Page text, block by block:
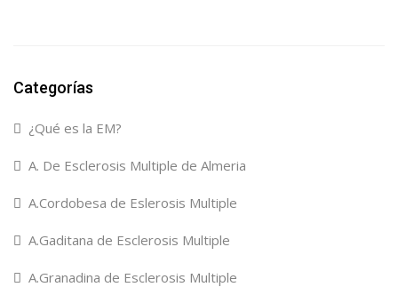
Categorías
¿Qué es la EM?
A. De Esclerosis Multiple de Almeria
A.Cordobesa de Eslerosis Multiple
A.Gaditana de Esclerosis Multiple
A.Granadina de Esclerosis Multiple